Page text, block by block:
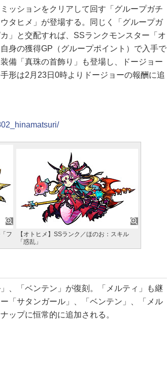
ッションをクリアして回す「グループガチ
タヒメ」が登場する。同じく「グループガ
」と交配すれば、SSランクモンスター「オ
身の獲得GP（グループポイント）で入手で
備「真珠の首飾り」も登場し、ドージョー
形は2月23日0時よりドージョーの報酬に追
フ
【オトヒメ】SSランク／ほのお：スキル
「惑乱」
、「ベンテン」が復刻。「メルティ」も継
「サタンガール」、「ベンテン」、「メル
ップに恒常的に追加される。